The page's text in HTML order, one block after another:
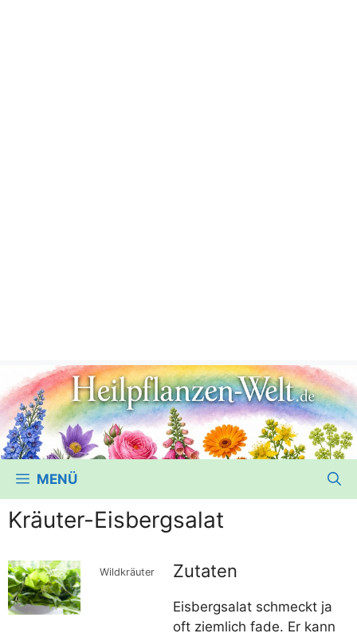
MENÜ
Kräuter-Eisbergsalat
Wild­kräu­ter Zutaten
Eis­berg­sa­lat schmeckt ja
oft ziem­lich fade. Er kann